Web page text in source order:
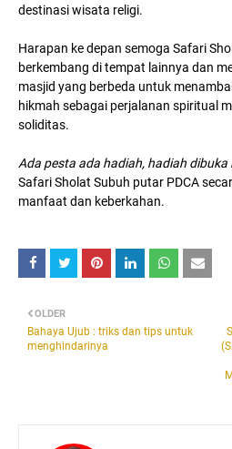
destinasi wisata religi.
Harapan ke depan semoga Safari
berkembang di tempat lainnya dan
masjid yang berbeda untuk
hikmah sebagai perjalanan spiritual
soliditas.
Ada pesta ada hadiah, hadiah
Safari Sholat Subuh putar PDCA
manfaat dan keberkahan.
OLDER
Bahaya Ujub : triks dan tips untuk
menghindarinya